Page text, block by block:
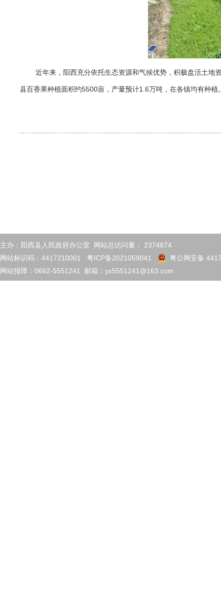
近年来，阳西充分依托生态资源和气候优势，积极盘活土地
县百香果种植面积约5500亩，产量预计1.6万吨，在各镇均有种植
主办：阳西县人民政府办公室 网站总访问量： 2374874
网站标识码：4417210001 粤ICP备2021059041
粤公网安备
网站报障：0662-5551241 邮箱：yx5551241@163.com